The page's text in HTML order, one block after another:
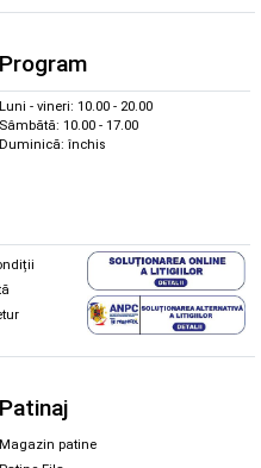
Program
Luni - vineri: 10.00 - 20.00
Sâmbătă: 10.00 - 17.00
Duminică: închis
Patinaj
Magazin patine